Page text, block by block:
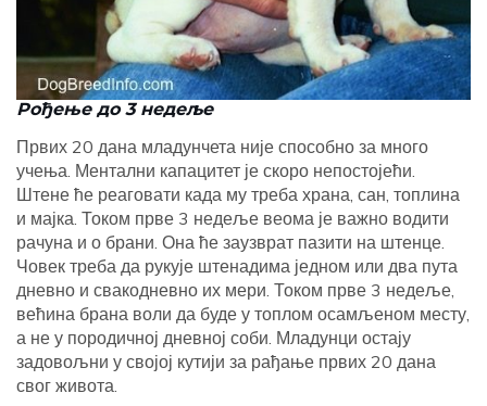
Рођење до 3 недеље
Првих 20 дана младунчета није способно за много
учења. Ментални капацитет је скоро непостојећи.
Штене ће реаговати када му треба храна, сан, топлина
и мајка. Током прве 3 недеље веома је важно водити
рачуна и о брани. Она ће заузврат пазити на штенце.
Човек треба да рукује штенадима једном или два пута
дневно и свакодневно их мери. Током прве 3 недеље,
већина брана воли да буде у топлом осамљеном месту,
а не у породичној дневној соби. Младунци остају
задовољни у својој кутији за рађање првих 20 дана
свог живота.